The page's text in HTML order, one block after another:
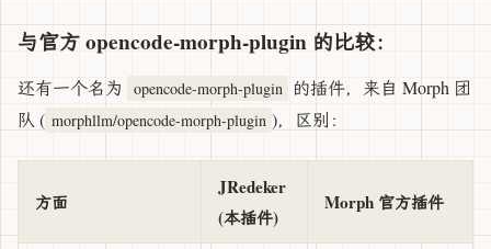
与官方 opencode-morph-plugin 的比较：
还有一个名为 opencode-morph-plugin 的插件，来自 Morph 团
队 ( morphllm/opencode-morph-plugin )，区别：
方面
JRedeker
(本插件)
Morph 官方插件